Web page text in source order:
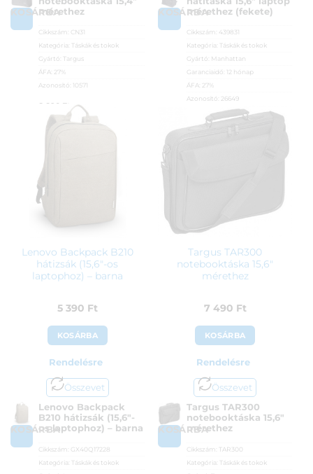
KOSÁRBAmérethez
Cikkszám: CN31
Kategória:
Táskák és tokok
Gyártó:
Targus
ÁFA:
27%
Azonosító: 10571
8 890 Ft
KOSÁRBAmérethez (fekete)
Cikkszám: 439831
Kategória:
Táskák és tokok
Gyártó: Manhattan
Garanciaidő: 12 hónap
ÁFA:
27%
Azonosító:
26649
5 890 Ft
Lenovo Backpack B210
hátizsák (15,6″-os
laptophoz) – barna
5 390 Ft
KOSÁRBA
Rendelésre
Összevet
KOSÁRBA
Lenovo Backpack
B210 hátizsák (15,6″-
os laptophoz) – barna
Cikkszám: GX40Q17228
Kategória:
Táskák és tokok
Targus TAR300
notebooktáska 15,6″
mérethez
7 490 Ft
KOSÁRBA
Rendelésre
Összevet
KOSÁRBA
Targus TAR300
notebooktáska 15,6″
mérethez
Cikkszám:
TAR300
Kategória:
Táskák és tokok